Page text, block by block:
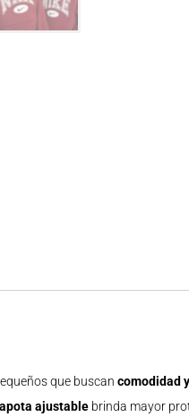
que buscan comodidad
ajustable brinda mayor